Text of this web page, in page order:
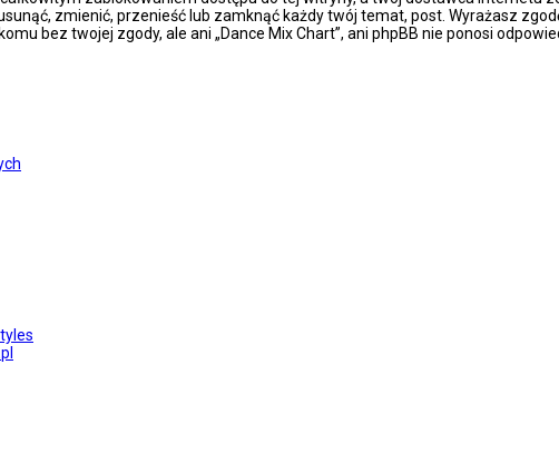
zmienić, przenieść lub zamknąć każdy twój temat, post. Wyrażasz
bez twojej zgody, ale ani „Dance Mix Chart”, ani phpBB nie ponosi